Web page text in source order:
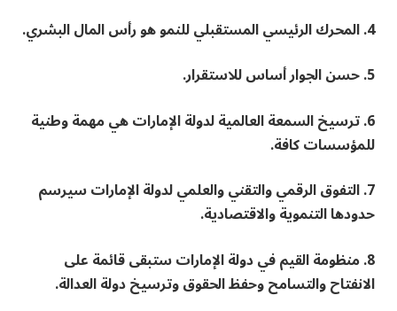
4. المحرك الرئيسي المستقبلي للنمو هو رأس المال البشري.
5. حسن الجوار أساس للاستقرار.
6. ترسيخ السمعة العالمية لدولة الإمارات هي مهمة وطنية
للمؤسسات كافة.
7. التفوق الرقمي والتقني والعلمي لدولة الإمارات سيرسم
حدودها التنموية والاقتصادية.
8. منظومة القيم في دولة الإمارات ستبقى قائمة على
الانفتاح والتسامح وحفظ الحقوق وترسيخ دولة العدالة.